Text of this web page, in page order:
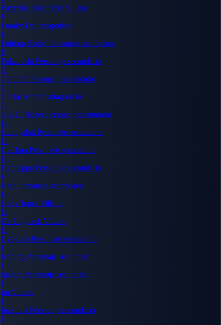
Foxy the Silver Fox Villano
F
Franky Deuteragonista
F
Fujitora (Issho) Personaje secundario
F
Fukaboshi Personaje secundario
G
Gan Fall Personaje secundario
G
Gecko Moria Antagonista
G
Gol D. RogerPersonaje secundario
H
Hannyabal Personaje secundario
H
Hatchan Personaje secundario
H
Helmeppo Personaje secundario
H
Hina Personaje secundario
H
Hody Jones Villano
D
Dr. Hogback Villano
H
Hyogoro Personaje secundario
I
Iceburg Personaje secundario
I
Igaram Personaje secundario
I
Im Villano
I
Inazuma Personaje secundario
I